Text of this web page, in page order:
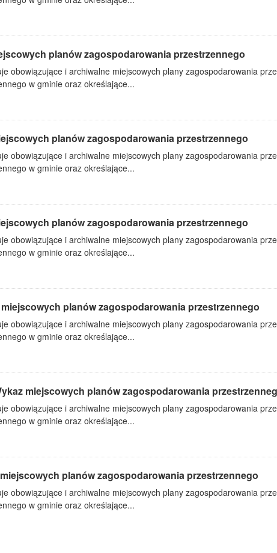
planów zagospodarowania przestrzennego
obowiązujące i archiwalne miejscowych plany zagospodarowania
w gminie oraz określające...
planów zagospodarowania przestrzennego
obowiązujące i archiwalne miejscowych plany zagospodarowania
w gminie oraz określające...
planów zagospodarowania przestrzennego
obowiązujące i archiwalne miejscowych plany zagospodarowania
w gminie oraz określające...
planów zagospodarowania przestrzennego
obowiązujące i archiwalne miejscowych plany zagospodarowania
w gminie oraz określające...
miejscowych planów zagospodarowania
obowiązujące i archiwalne miejscowych plany zagospodarowania
w gminie oraz określające...
planów zagospodarowania przestrzennego
obowiązujące i archiwalne miejscowych plany zagospodarowania
w gminie oraz określające...